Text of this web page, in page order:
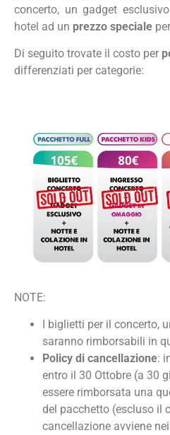
concerto, un gadget
hotel ad un prezzo speciale
Di seguito trovate il costo per
differenziati per categorie:
NOTE:
I biglietti per il concerto,
saranno rimborsabili in
Policy di cancellazione:
entro il 30 Ottobre (a 30
essere rimborsata una
del pacchetto (escluso il
cancellazione avviene